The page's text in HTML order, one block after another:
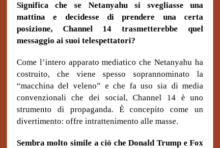
Significa che se Netanyahu si svegliasse una
mattina e decidesse di prendere una certa
posizione, Channel 14 trasmetterebbe quel
messaggio ai suoi telespettatori?
Come l’intero apparato mediatico che Netanyahu ha
costruito, che viene spesso soprannominato la
“macchina del veleno” e che fa uso sia di media
convenzionali che dei social, Channel 14 è uno
strumento di propaganda. È concepito come un
divertimento: offre intrattenimento alle masse.
Sembra molto simile a ciò che Donald Trump e Fox